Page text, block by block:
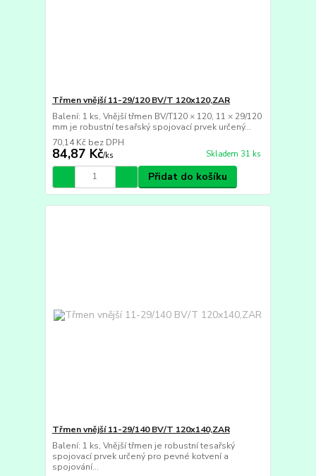
Třmen vnější 11-29/120 BV/T 120x120,ZAR
Balení: 1 ks, Vnější třmen BV/T120 × 120, 11 × 29/120
mm je robustní tesařský spojovací prvek určený...
84,87 Kč/ks
70,14 Kč bez DPH
Skladem 31 ks
Přidat do košíku
Třmen vnější 11-29/140 BV/T 120x140,ZAR
Balení: 1 ks, Vnější třmen je robustní tesařský
spojovací prvek určený pro pevné kotvení a
spojování...